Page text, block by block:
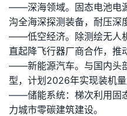
——深海领域。固态电池电
沟全海深探测装备，耐压深
——低空经济。除测绘无人
直起降飞行器厂商合作，推
——新能源汽车。与国内头
型，计划2026年实现装机量
——储能系统：梯次利用固
力城市零碳建筑建设。